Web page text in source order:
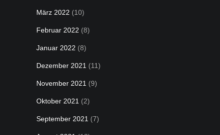
März 2022 (10)
Februar 2022 (8)
Januar 2022 (8)
Dezember 2021 (11)
November 2021 (9)
Oktober 2021 (2)
September 2021 (7)